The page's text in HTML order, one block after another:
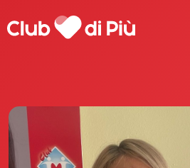
Scopri Club di Più